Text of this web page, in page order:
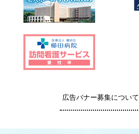
広告バナー募集について